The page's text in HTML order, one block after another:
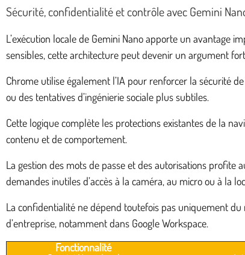
Sécurité, confidentialité et contrôle avec Gemini
L’exécution locale de Gemini Nano apporte un avantage
sensibles, cette architecture peut devenir un argument
Chrome utilise également l’IA pour renforcer la sécurité
ou des tentatives d’ingénierie sociale plus subtiles.
Cette logique complète les protections existantes de la
contenu et de comportement.
La gestion des mots de passe et des autorisations
demandes inutiles d’accès à la caméra, au micro ou à la
La confidentialité ne dépend toutefois pas uniquement
d’entreprise, notamment dans Google Workspace.
Fonctionnalité